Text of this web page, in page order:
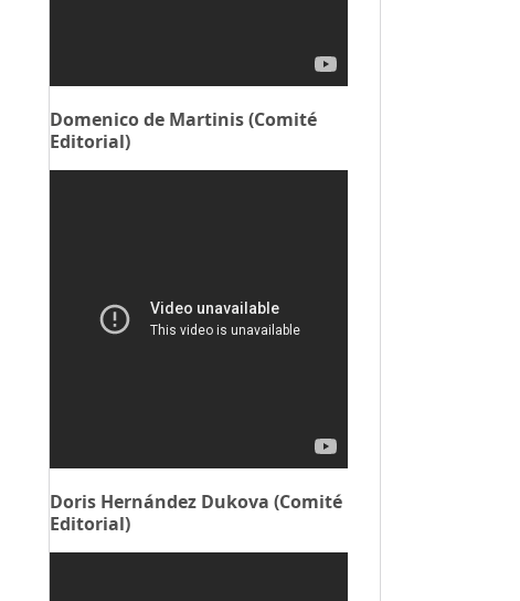
Domenico de Martinis (Comité
Editorial)
Doris Hernández Dukova (Comité
Editorial)